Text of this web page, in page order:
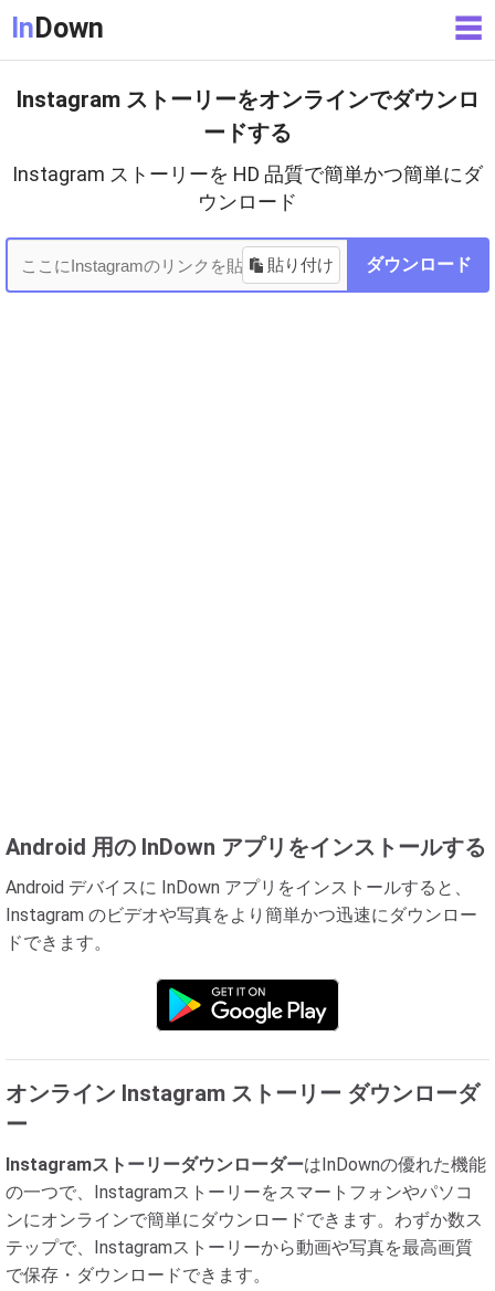
In Down ☰
Instagram ストーリーをオンラインでダウンロ
ードする
Instagram ストーリーを HD 品質で簡単かつ簡単にダ
ウンロード
貼り付け ダウンロード
Android 用の InDown アプリをインストールする
Android デバイスに InDown アプリをインストールすると、
Instagram のビデオや写真をより簡単かつ迅速にダウンロー
ドできます。
オンライン Instagram ストーリー ダウンローダ
ー
InstagramストーリーダウンローダーはInDownの優れた機能
の一つで、Instagramストーリーをスマートフォンやパソコ
ンにオンラインで簡単にダウンロードできます。わずか数ス
テップで、Instagramストーリーから動画や写真を最高画質
で保存・ダウンロードできます。